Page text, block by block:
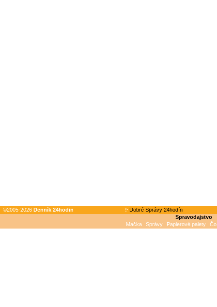
©2005-2026 Denník 24hodin
Dobré Správy 24hodín
Spravodajstvo
Mačka
Správy Papierové palety